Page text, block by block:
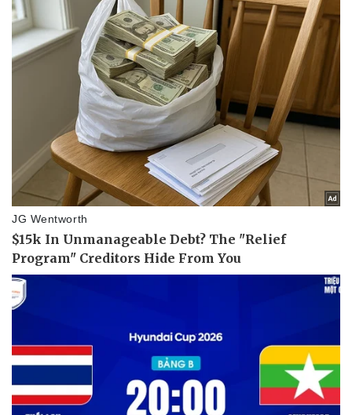
Tư vấn luật
Quân sự - Quốc phòng
Vũ khí
Việt Nam
Phân tích